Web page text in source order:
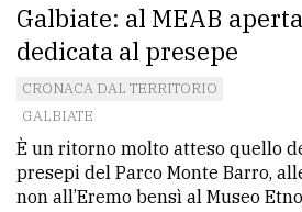
Galbiate: al MEAB
dedicata al presepe
CRONACA DAL TERRITORIO
GALBIATE
È un ritorno molto atteso quello
presepi del Parco Monte Barro,
non all’Eremo bensì al Museo